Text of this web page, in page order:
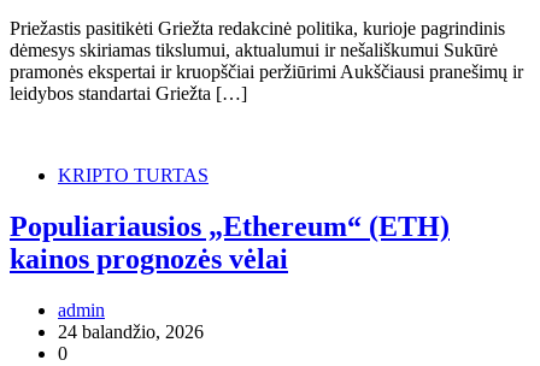
Priežastis pasitikėti Griežta redakcinė politika, kurioje pagrindinis
dėmesys skiriamas tikslumui, aktualumui ir nešališkumui Sukūrė
pramonės ekspertai ir kruopščiai peržiūrimi Aukščiausi pranešimų ir
leidybos standartai Griežta […]
KRIPTO TURTAS
Populiariausios „Ethereum“ (ETH)
kainos prognozės vėlai
admin
24 balandžio, 2026
0